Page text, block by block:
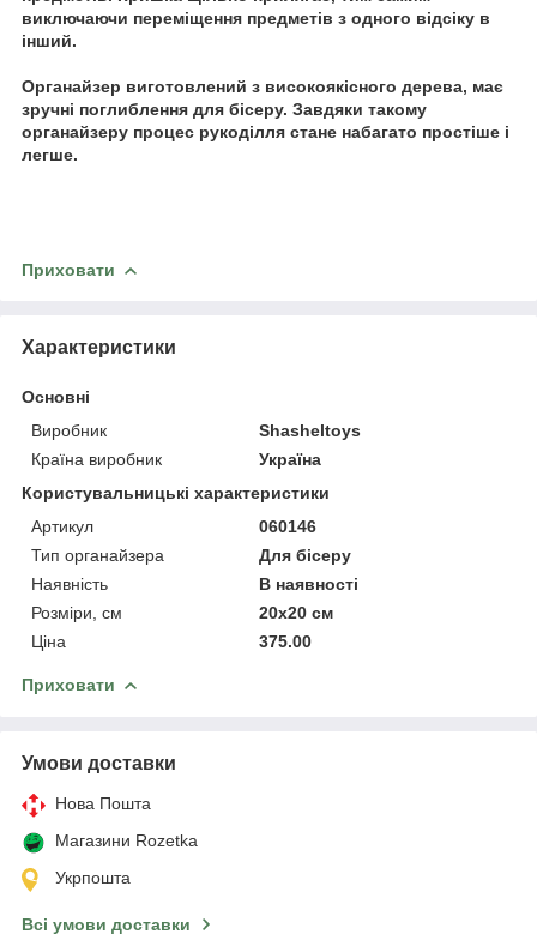
виключаючи переміщення предметів з одного відсіку в
інший.
Органайзер виготовлений з високоякісного дерева, має
зручні поглиблення для бісеру. Завдяки такому
органайзеру процес рукоділля стане набагато простіше і
легше.
Приховати
Характеристики
Основні
Виробник
Shasheltoys
Країна виробник
Україна
Користувальницькі характеристики
Артикул
060146
Тип органайзера
Для бісеру
Наявність
В наявності
Розміри, см
20х20 см
Ціна
375.00
Приховати
Умови доставки
Нова Пошта
Магазини Rozetka
Укрпошта
Всі умови доставки